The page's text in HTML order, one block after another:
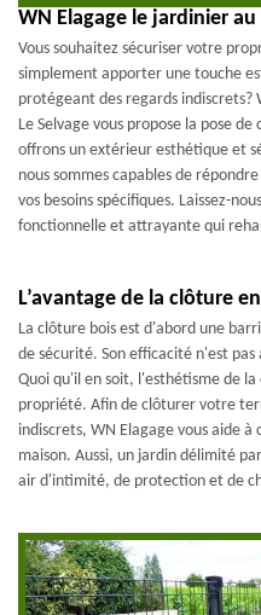
WN Elagage le jardinier
Vous souhaitez sécuriser votre
simplement apporter une touche
protégeant des regards indiscrets?
Le Selvage vous propose la pose
offrons un extérieur esthétique et
nous sommes capables de
vos besoins spécifiques. Laissez-
fonctionnelle et attrayante qui
L’avantage de la clôture
La clôture bois est d'abord une
de sécurité. Son efficacité n'est
Quoi qu'il en soit, l'esthétisme de
propriété. Afin de clôturer votre
indiscrets, WN Elagage vous aide
maison. Aussi, un jardin délimité
air d'intimité, de protection et de